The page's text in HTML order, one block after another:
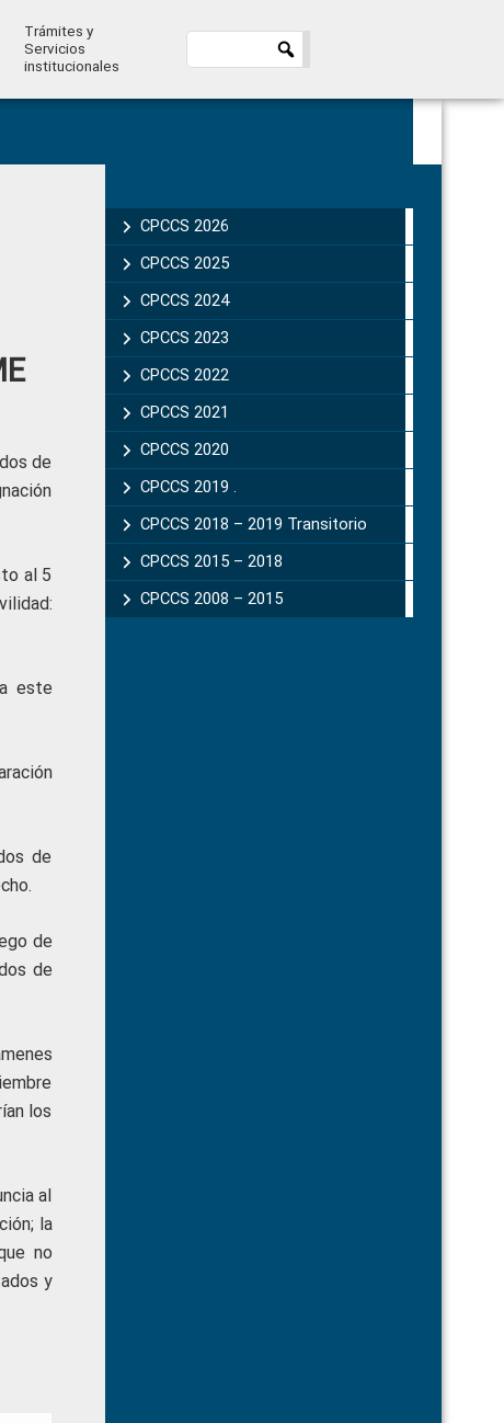
Trámites y
Servicios
institucionales
de
al 5
este
de
de
de
los
al
la
no
y
Sidebar
CPCCS 2026
CPCCS 2025
CPCCS 2024
CPCCS 2023
CPCCS 2022
CPCCS 2021
CPCCS 2020
CPCCS 2019 .
CPCCS 2018 – 2019 Transitorio
CPCCS 2015 – 2018
CPCCS 2008 – 2015